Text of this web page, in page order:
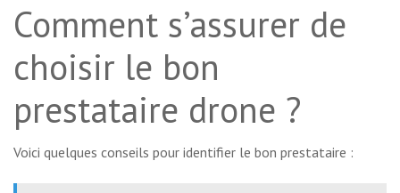
Comment s’assurer de
choisir le bon
prestataire drone ?
Voici quelques conseils pour identifier le bon prestataire :